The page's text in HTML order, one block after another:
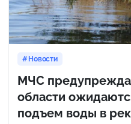
Новости
МЧС
области
подъем воды в